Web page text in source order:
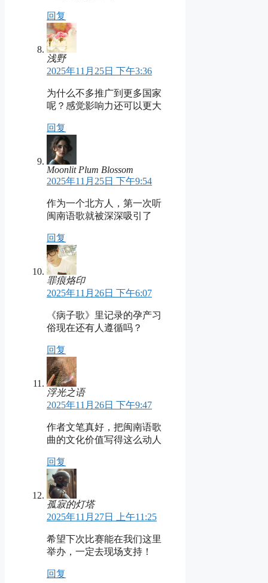
回复
浅野
2025年11月25日 下午3:36
为什么不多推广到更多国家
呢？感觉影响力还可以更大
回复
Moonlit Plum Blossom
2025年11月25日 下午9:54
作为一个北方人，第一次听
闽南语歌就被深深吸引了
回复
罪痕烙印
2025年11月26日 下午6:07
《病子歌》里记录的孕产习
俗现在还有人遵循吗？
回复
浮光之语
2025年11月26日 下午9:47
作者文笔真好，把闽南语歌
曲的文化价值写得这么动人
回复
孤寂的灯塔
2025年11月27日 上午11:25
希望下次比赛能在我们这里
举办，一定去现场支持！
回复